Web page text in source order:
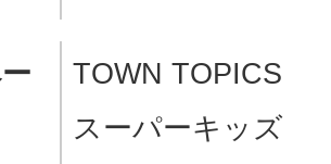
TOWN TOPICS
スーパーキッズ